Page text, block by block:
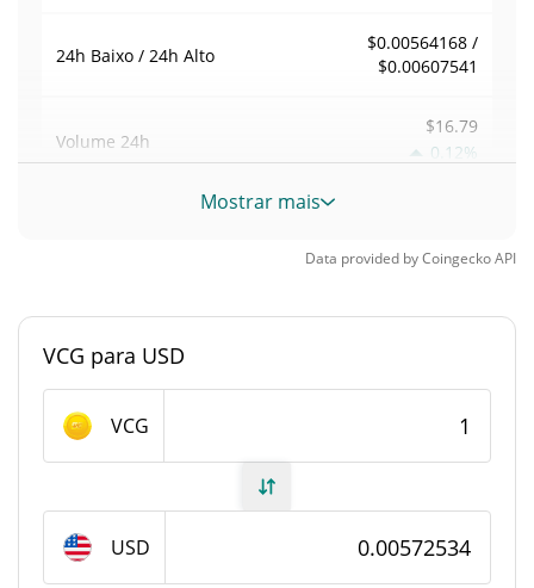
24h Baixo / 24h Alto
$0.00564168 /
$0.00607541
Volume 24h
$16.79
0.12%
Volume / Limite de
Posição de mercado
Fornecimento de VCGamers
circulação
Fornecimento total
Mostrar mais
Data provided byCoingeckoAPI
VCG para USD
VCG
USD